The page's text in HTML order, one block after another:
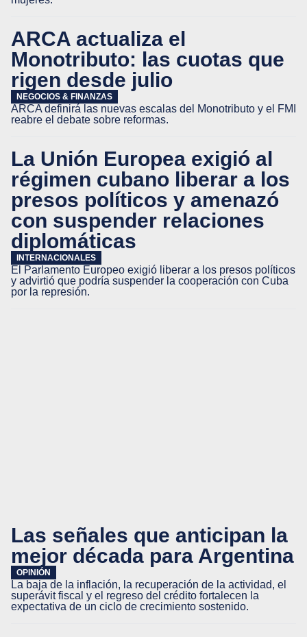
ARCA actualiza el
Monotributo: las cuotas que
rigen desde julio
NEGOCIOS & FINANZAS
ARCA definirá las nuevas escalas del Monotributo y el FMI
reabre el debate sobre reformas.
La Unión Europea exigió al
régimen cubano liberar a los
presos políticos y amenazó
con suspender relaciones
diplomáticas
INTERNACIONALES
El Parlamento Europeo exigió liberar a los presos políticos
y advirtió que podría suspender la cooperación con Cuba
por la represión.
Las señales que anticipan la
mejor década para Argentina
OPINIÓN
La baja de la inflación, la recuperación de la actividad, el
superávit fiscal y el regreso del crédito fortalecen la
expectativa de un ciclo de crecimiento sostenido.